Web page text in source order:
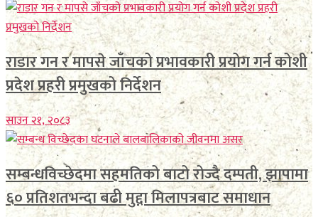
राडार गन र मापसे जाँचको प्रभावकारी प्रयोग गर्न कोशी
प्रदेश प्रहरी प्रमुखको निर्देशन
साउन २१, २०८३
सम्बन्धविच्छेदमा सहमतिको बाटो रोज्दै दम्पती, झापामा
६० प्रतिशतभन्दा बढी मुद्दा मिलापत्रबाट समाधान